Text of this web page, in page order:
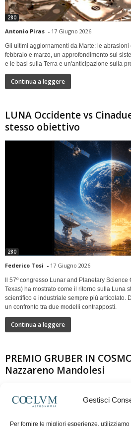
Gestisci
Per fornire le migliori esperienze,
280
Antonio Piras - 17 Giugno 2026
Gli ultimi aggiornamenti da Marte: le
febbraio e marzo, un approfondimento sui
e le basi sulla Terra e un'anticipazione sulla
Continua a leggere
LUNA Occidente vs
stesso obiettivo
280
Federico Tosi - 17 Giugno 2026
Il 57º congresso Lunar and Planetary
Texas) ha mostrato come il ritorno sulla Luna
scientifico e industriale sempre più articolato.
un confronto tra due modelli contrapposti.
Continua a leggere
PREMIO GRUBER IN
Nazzareno Mandolesi